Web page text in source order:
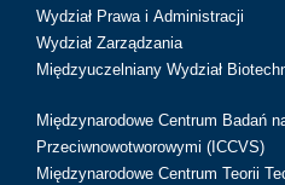
Wydział Prawa i Administracji
Wydział Zarządzania
Międzyuczelniany Wydział
Międzynarodowe Centrum Badań
Przeciwnowotworowymi (ICCVS)
Międzynarodowe Centrum Teorii